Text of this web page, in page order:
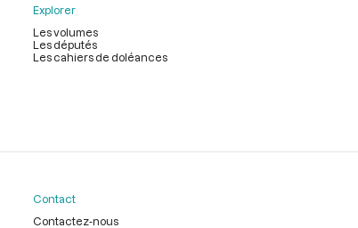
Explorer
Les volumes
Les députés
Les cahiers de doléances
Contact
Contactez-nous